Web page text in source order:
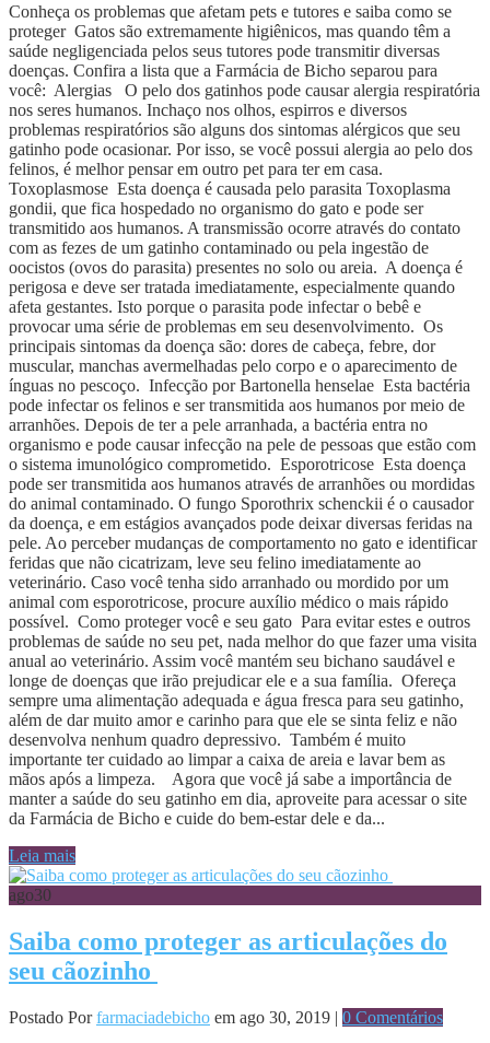
Conheça os problemas que afetam pets e tutores e saiba como se
proteger Gatos são extremamente higiênicos, mas quando têm a
saúde negligenciada pelos seus tutores pode transmitir diversas
doenças. Confira a lista que a Farmácia de Bicho separou para
você: Alergias O pelo dos gatinhos pode causar alergia respiratória
nos seres humanos. Inchaço nos olhos, espirros e diversos
problemas respiratórios são alguns dos sintomas alérgicos que seu
gatinho pode ocasionar. Por isso, se você possui alergia ao pelo dos
felinos, é melhor pensar em outro pet para ter em casa.
Toxoplasmose Esta doença é causada pelo parasita Toxoplasma
gondii, que fica hospedado no organismo do gato e pode ser
transmitido aos humanos. A transmissão ocorre através do contato
com as fezes de um gatinho contaminado ou pela ingestão de
oocistos (ovos do parasita) presentes no solo ou areia. A doença é
perigosa e deve ser tratada imediatamente, especialmente quando
afeta gestantes. Isto porque o parasita pode infectar o bebê e
provocar uma série de problemas em seu desenvolvimento. Os
principais sintomas da doença são: dores de cabeça, febre, dor
muscular, manchas avermelhadas pelo corpo e o aparecimento de
ínguas no pescoço. Infecção por Bartonella henselae Esta bactéria
pode infectar os felinos e ser transmitida aos humanos por meio de
arranhões. Depois de ter a pele arranhada, a bactéria entra no
organismo e pode causar infecção na pele de pessoas que estão com
o sistema imunológico comprometido. Esporotricose Esta doença
pode ser transmitida aos humanos através de arranhões ou mordidas
do animal contaminado. O fungo Sporothrix schenckii é o causador
da doença, e em estágios avançados pode deixar diversas feridas na
pele. Ao perceber mudanças de comportamento no gato e identificar
feridas que não cicatrizam, leve seu felino imediatamente ao
veterinário. Caso você tenha sido arranhado ou mordido por um
animal com esporotricose, procure auxílio médico o mais rápido
possível. Como proteger você e seu gato Para evitar estes e outros
problemas de saúde no seu pet, nada melhor do que fazer uma visita
anual ao veterinário. Assim você mantém seu bichano saudável e
longe de doenças que irão prejudicar ele e a sua família. Ofereça
sempre uma alimentação adequada e água fresca para seu gatinho,
além de dar muito amor e carinho para que ele se sinta feliz e não
desenvolva nenhum quadro depressivo. Também é muito
importante ter cuidado ao limpar a caixa de areia e lavar bem as
mãos após a limpeza. Agora que você já sabe a importância de
manter a saúde do seu gatinho em dia, aproveite para acessar o site
da Farmácia de Bicho e cuide do bem-estar dele e da...
Leia mais
ago30
Saiba como proteger as articulações do
seu cãozinho
Postado Porfarmaciadebicho em ago 30, 2019 | 0 Comentários